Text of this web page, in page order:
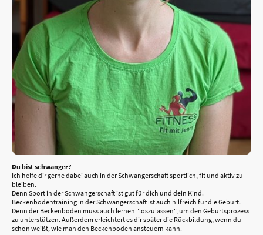
Du bist schwanger?
Ich helfe dir gerne dabei auch in der Schwangerschaft sportlich, fit und aktiv zu
bleiben.
Denn Sport in der Schwangerschaft ist gut für dich und dein Kind.
Beckenbodentraining in der Schwangerschaft ist auch hilfreich für die Geburt.
Denn der Beckenboden muss auch lernen "loszulassen", um den Geburtsprozess
zu unterstützen. Außerdem erleichtert es dir später die Rückbildung, wenn du
schon weißt, wie man den Beckenboden ansteuern kann.